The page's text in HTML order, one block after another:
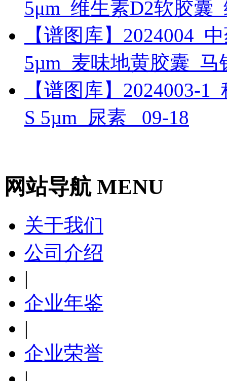
5μm_维生素D2软胶囊
【谱图库】2024004_
5µm_麦味地黄胶囊_
【谱图库】2024003-
S 5µm_尿素_ 09-18
网站导航 MENU
关于我们
公司介绍
|
企业年鉴
|
企业荣誉